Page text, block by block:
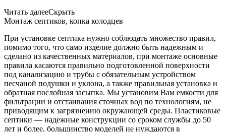
Читать далееСкрыть
Монтаж септиков, копка колодцев
При установке септика нужно соблюдать множество правил,
помимо того, что само изделие должно быть надежным и
сделано из качественных материалов, при монтаже основные
правила касаются правильно подготовленной поверхности
под канализацию и трубы с обязательным устройством
песчаной подушки и уклона, а также правильная установка и
обратная послойная засыпка. Мы установим Вам емкости для
фильтрации и отстаивания сточных вод по технологиям, не
приводящим к загрязнению окружающей среды. Пластиковые
септики — надежные конструкции со сроком службы до 50
лет и более, большинство моделей не нуждаются в